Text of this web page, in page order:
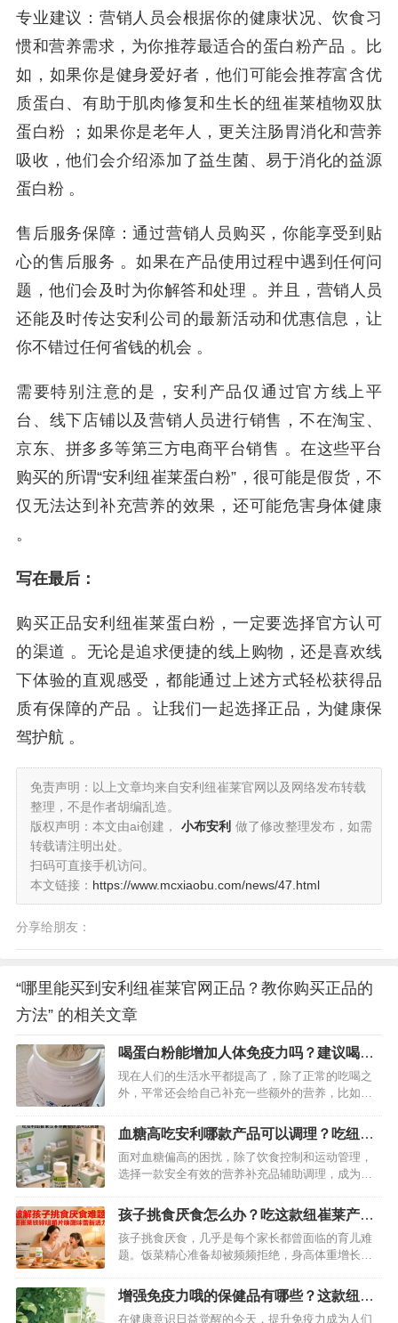
专业建议：营销人员会根据你的健康状况、饮食习
惯和营养需求，为你推荐最适合的蛋白粉产品 。比
如，如果你是健身爱好者，他们可能会推荐富含优
质蛋白、有助于肌肉修复和生长的纽崔莱植物双肽
蛋白粉 ；如果你是老年人，更关注肠胃消化和营养
吸收，他们会介绍添加了益生菌、易于消化的益源
蛋白粉 。
售后服务保障：通过营销人员购买，你能享受到贴
心的售后服务 。如果在产品使用过程中遇到任何问
题，他们会及时为你解答和处理 。并且，营销人员
还能及时传达安利公司的最新活动和优惠信息，让
你不错过任何省钱的机会 。
需要特别注意的是，安利产品仅通过官方线上平
台、线下店铺以及营销人员进行销售，不在淘宝、
京东、拼多多等第三方电商平台销售 。在这些平台
购买的所谓“安利纽崔莱蛋白粉”，很可能是假货，不
仅无法达到补充营养的效果，还可能危害身体健康
。
写在最后：
购买正品安利纽崔莱蛋白粉，一定要选择官方认可
的渠道 。无论是追求便捷的线上购物，还是喜欢线
下体验的直观感受，都能通过上述方式轻松获得品
质有保障的产品 。让我们一起选择正品，为健康保
驾护航 。
免责声明：以上文章均来自安利纽崔莱官网以及网络发布转载
整理，不是作者胡编乱造。
版权声明：本文由ai创建，
小布安利 做了修改整理发布，如需
转载请注明出处。
扫码可直接手机访问。
本文链接： https://www.mcxiaobu.com/news/47.html
分享给朋友：
“哪里能买到安利纽崔莱官网正品？教你购买正品的
方法” 的相关文章
喝蛋白粉能增加人体免疫力吗？建议喝纽
崔莱蛋白粉
现在人们的生活水平都提高了，除了正常的吃喝之
外，平常还会给自己补充一些额外的营养，比如喝
富，有些人则是为了提升免疫力。那么，喝蛋白粉
对人体免疫力提升真的有提升效果吗？根据相关介
绍，蛋白粉对免疫力提升是有一定效果的，但不要
过量。…
血糖高吃安利哪款产品可以调理？吃纽崔
莱汉本萃蘅怡饮品非常有效
面对血糖偏高的困扰，除了饮食控制和运动管理，
选择一款安全有效的营养补充品辅助调理，成为许
汉本萃衡怡饮品凭借“药食同源”理念与现代营养科技
的结合，成为调理血糖的优质之选。它如何从根源
改善血糖代谢？又有哪些值得信赖的优势？今天就
为大家详细解析。…
孩子挑食厌食怎么办？吃这款纽崔莱产品
可有效改善味觉
孩子挑食厌食，几乎是每个家长都曾面临的育儿难
题。饭菜精心准备却被频频拒绝，身高体重增长缓
藏着微量元素缺乏的“隐形杀手”。临床研究表明，
铁、锌等微量元素的不足，会直接影响孩子的味觉
增强免疫力哦的保健品有哪些？这款纽崔
莱产品效果不错
在健康意识日益觉醒的今天，提升免疫力成为人们